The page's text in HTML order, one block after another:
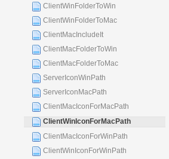
ClientWinFolderToWin
ClientWinFolderToMac
ClientMacIncludeIt
ClientMacFolderToWin
ClientMacFolderToMac
ServerIconWinPath
ServerIconMacPath
ClientMacIconForMacPath
ClientWinIconForMacPath
ClientMacIconForWinPath
ClientWinIconForWinPath